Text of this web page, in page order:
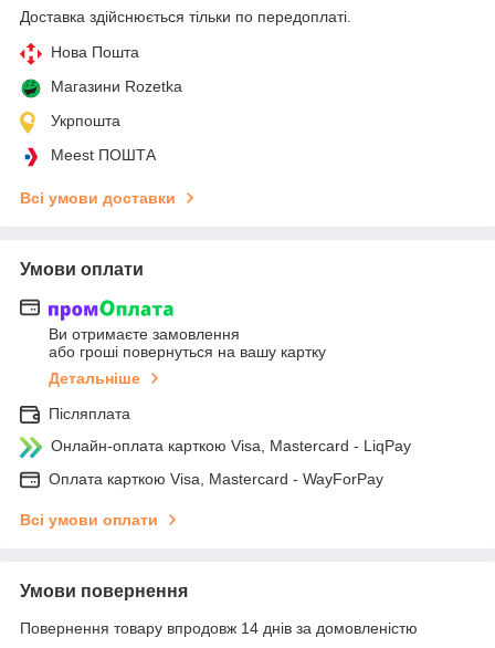
Доставка здійснюється тільки по передоплаті.
Нова Пошта
Магазини Rozetka
Укрпошта
Meest ПОШТА
Всі умови доставки
Умови оплати
Ви отримаєте замовлення
або гроші повернуться на вашу картку
Детальніше
Післяплата
Онлайн-оплата карткою Visa, Mastercard - LiqPay
Оплата карткою Visa, Mastercard - WayForPay
Всі умови оплати
Умови повернення
Повернення товару впродовж 14 днів за домовленістю